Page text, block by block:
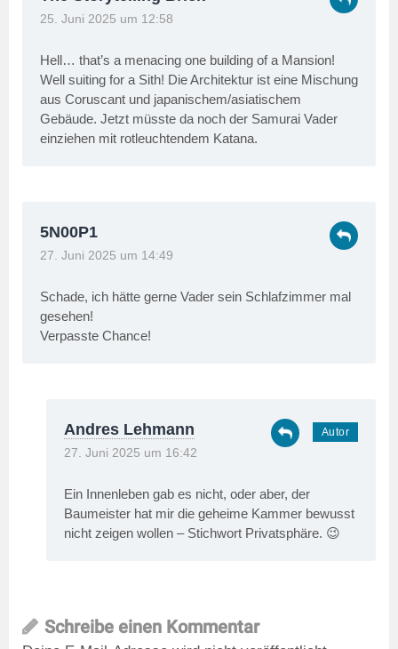
25. Juni 2025 um 12:58
Hell… that’s a menacing one building of a Mansion!
Well suiting for a Sith! Die Architektur ist eine Mischung
aus Coruscant und japanischem/asiatischem
Gebäude. Jetzt müsste da noch der Samurai Vader
einziehen mit rotleuchtendem Katana.
5N00P1
27. Juni 2025 um 14:49
Schade, ich hätte gerne Vader sein Schlafzimmer mal
gesehen!
Verpasste Chance!
Andres Lehmann
27. Juni 2025 um 16:42
Ein Innenleben gab es nicht, oder aber, der
Baumeister hat mir die geheime Kammer bewusst
nicht zeigen wollen – Stichwort Privatsphäre. 😉
Schreibe einen Kommentar